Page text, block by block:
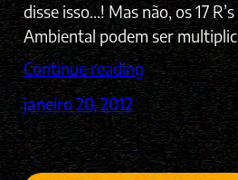
disse isso…! Mas não, os 17
Ambiental podem ser
Continue reading
janeiro 20, 2012